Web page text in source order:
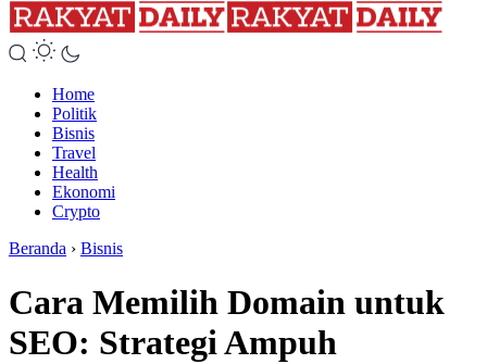
Home
Politik
Bisnis
Travel
Health
Ekonomi
Crypto
Beranda › Bisnis
Cara Memilih Domain untuk
SEO: Strategi Ampuh